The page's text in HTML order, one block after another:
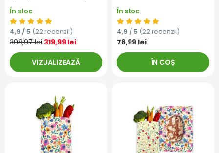
În stoc
4,9 / 5 (22 recenzii)
398,97 lei 319,99 lei
VIZUALIZEAZĂ
În stoc
4,9 / 5 (22 recenzii)
78,99 lei
ÎN COȘ